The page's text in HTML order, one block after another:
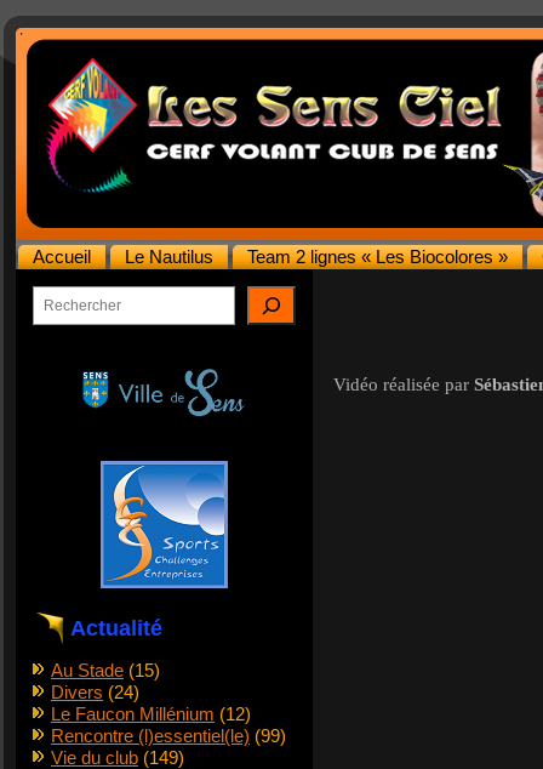
Accueil Le Nautilus Team 2 lignes « Les Biocolores »
Rechercher
Actualité
Au Stade (15)
Divers (24)
Le Faucon Millénium (12)
Rencontre (l)essentiel(le) (99)
Vie du club (149)
Vidéo réalisée par